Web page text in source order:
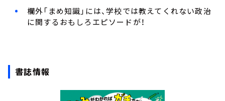
欄外「まめ知識」には、学校では教えてくれない政治
に関するおもしろエピソードが！
書誌情報